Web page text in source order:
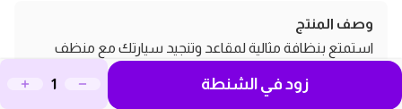
وصف المنتج
استمتع بنظافة مثالية لمقاعد وتنجيد سيارتك مع منظف
مقاعد وتنجيد السيارة من بولسون بحجم 500 مل. يتميز هذا زود في الشنطة